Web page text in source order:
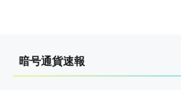
インタビュー/GAME
トレンドニュース
センチメンタルな岩狸
暗号通貨速報